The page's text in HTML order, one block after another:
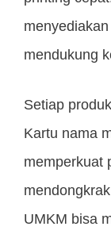
mendukung
Setiap
Kartu nama
memperkuat
UMKM bisa